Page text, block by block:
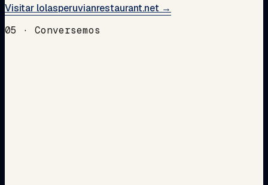
Visitar lolasperuvianrestaurant.net →
05 · Conversemos